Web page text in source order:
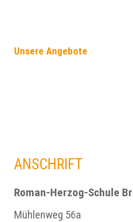
Unsere Angebote
ANSCHRIFT
Roman-Herzog-Schule
Mühlenweg 56a